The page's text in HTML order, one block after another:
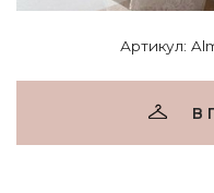
Артикул:
В